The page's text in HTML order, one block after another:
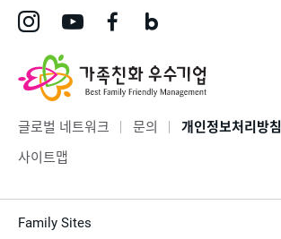
스
타
램
바
로
가
브
로
기
스
바
가
버
로
바
글로벌 네트워크 문의 개인정보처리방침
사이트맵
Family Sites